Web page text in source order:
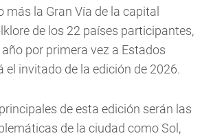
más la Gran Vía de la capital
de los 22 países participantes,
por primera vez a Estados
el invitado de la edición de 2026.
de esta edición serán las
de la ciudad como Sol,